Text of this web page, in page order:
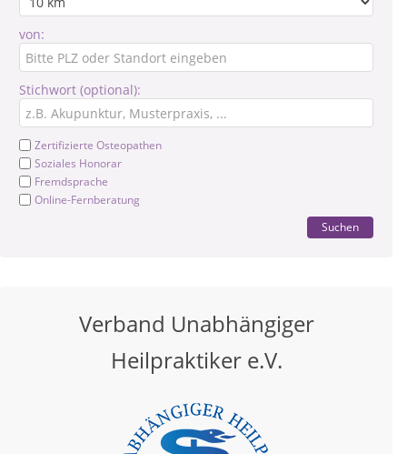
von:
Stichwort (optional):
Zertifizierte Osteopathen
Soziales Honorar
Fremdsprache
Online-Fernberatung
Suchen
Verband Unabhängiger
Heilpraktiker e.V.